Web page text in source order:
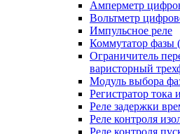
Амперметр
Вольтметр
Импульсное реле
Коммутатор фазы
Ограничитель
варисторный
Модуль выбора
Регистратор тока
Реле задержки
Реле контроля
Реле контроля